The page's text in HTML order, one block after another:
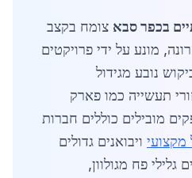
בכפר סבא צומח בקצב
האחרונה, מונע על ידי פרויקטים
נובע מגידול
תעשייה כמו פארק
מובילים כוללים חברות
מקצועי ויבואנים גדולים
פח מגולוון,